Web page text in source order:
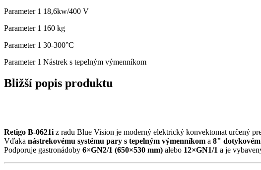
Parameter 1 18,6kw/400 V
Parameter 1 160 kg
Parameter 1 30-300°C
Parameter 1 Nástrek s tepelným výmenníkom
Bližší popis produktu
Retigo B-0621iz radu Blue Vision je moderný elektrický konvektomat určený
Vďaka nástrekovému systému pary s tepelným výmenníkom a 8"
Podporuje gastronádoby 6×GN2/1 (650×530 mm) alebo 12×GN1/1 a je